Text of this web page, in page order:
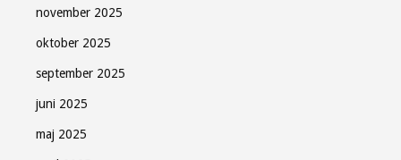
november 2025
oktober 2025
september 2025
juni 2025
maj 2025
Søndag Aftens nyhedsbrev